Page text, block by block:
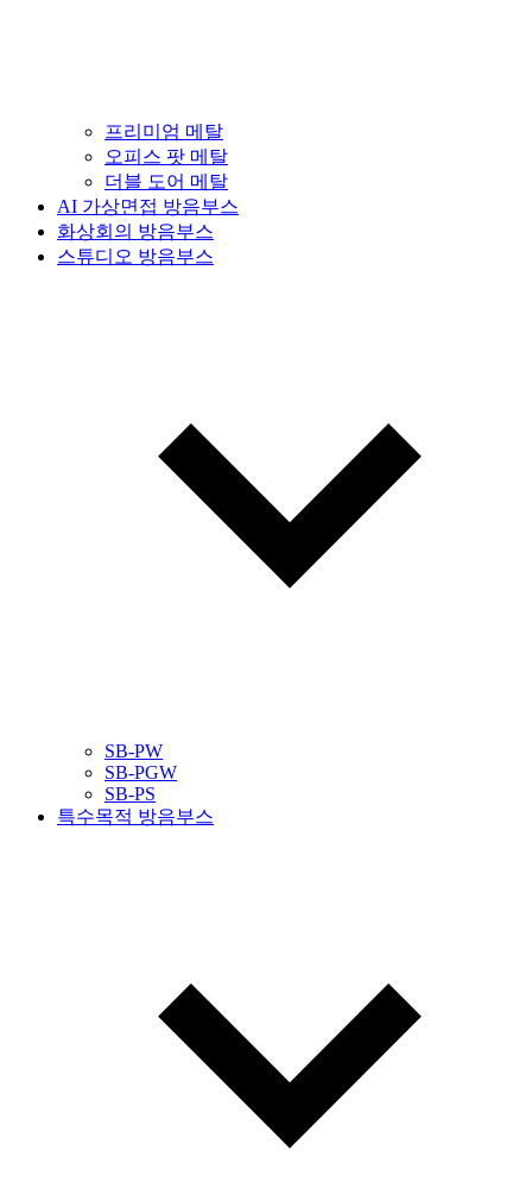
프리미엄 메탈
오피스 팟 메탈
더블 도어 메탈
AI 가상면접 방음부스
화상회의 방음부스
스튜디오 방음부스
SB-PW
SB-PGW
SB-PS
특수목적 방음부스